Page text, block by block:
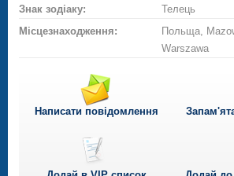
Знак зодіаку:
Телець
Місцезнаходження:
Польща,
Warszawa
Написати повідомлення